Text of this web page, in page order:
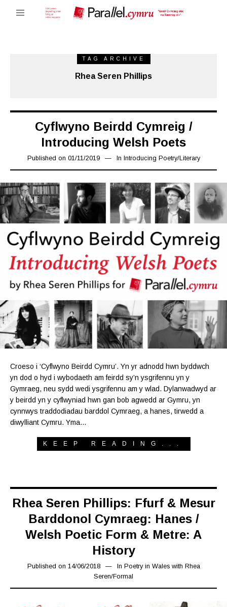
TAG ARCHIVE
Rhea Seren Phillips
Cyflwyno Beirdd Cymreig /
Introducing Welsh Poets
Published on 01/11/201908/11/2019
In Introducing Poetry/Literary
Croeso i ‘Cyflwyno Beirdd Cymru’. Yn yr adnodd hwn byddwch
yn dod o hyd i wybodaeth am feirdd sy’n ysgrifennu yn y
Gymraeg, neu sydd wedi ysgrifennu am y wlad. Dylanwadwyd ar
y beirdd yn y cyflwyniad hwn gan bob agwedd ar Gymru, yn
cynnwys traddodiadau barddol Cymraeg, a hanes, tirwedd a
diwylliant Cymru. Yma…
KEEP READING...
Rhea Seren Phillips: Ffurf & Mesur
Barddonol Cymraeg: Hanes /
Welsh Poetic Form & Metre: A
History
Published on 14/06/201801/07/2019
In Poetry in Wales with Rhea
Seren/Formal